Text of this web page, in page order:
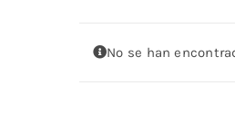
No se han